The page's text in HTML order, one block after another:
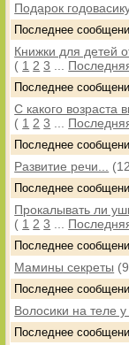
Подарок
Последнее
Книжки для детей
( 1 2 3
Последнее
С какого возраста
( 1 2 3
Последнее
Развитие речи...
Последнее
Прокалывать ли
( 1 2 3
Последнее
Мамины секреты
Последнее
Волосики на теле
Последнее